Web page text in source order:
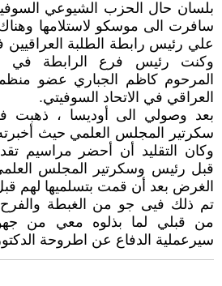
سافرت الى موسكو لاستلامها
علي رئيس رابطة الطلبة العراقيين
وكنت رئيس فرع الرابطة في
المرحوم كاظم الجباري عضو
العراقي في الاتحاد السوفيتي.
بعد وصولي الى أوديسا ، ذهبت
سكرتير المجلس العلمي حيث
وكان التقليد أن أحضر مراسيم
قبل رئيس وسكرتير المجلس
الغرض بعد أن قمت بتسلميها لهم
تم ذلك فيى جو من الغبطة
من قبلي لما بذلوه معي من
سيرعملية الدفاع عن اطروحة